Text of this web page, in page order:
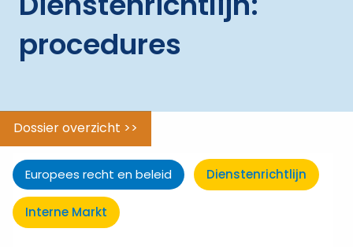
procedures
Vrij
van
personen
menu
verkeer
van
goederen
Vrij
verkeer
van
Dossier overzicht >>
Europees recht en beleid Dienstenrichtlijn
Interne Markt